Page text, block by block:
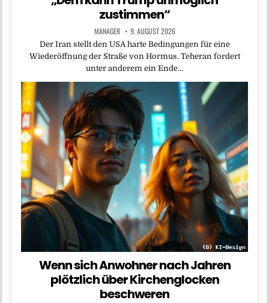
zustimmen“
MANAGER 9. AUGUST 2026
Der Iran stellt den USA harte Bedingungen für eine
Wiederöffnung der Straße von Hormus. Teheran fordert
unter anderem ein Ende…
Wenn sich Anwohner nach Jahren
plötzlich über Kirchenglocken
beschweren